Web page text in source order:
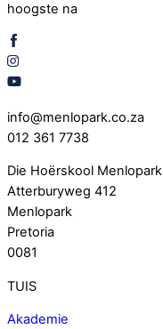
hoogste na
info@menlopark.co.za
012 361 7738
Die Hoërskool Menlopark
Atterburyweg 412
Menlopark
Pretoria
0081
TUIS
Akademie